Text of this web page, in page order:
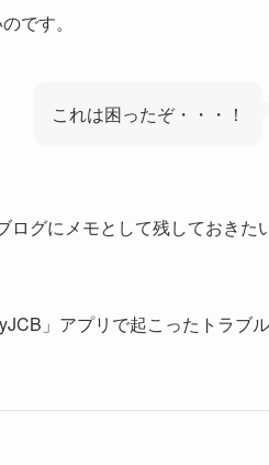
です。
これは困ったぞ・・・！
グにメモとして残しておきた
」アプリで起こったトラブル